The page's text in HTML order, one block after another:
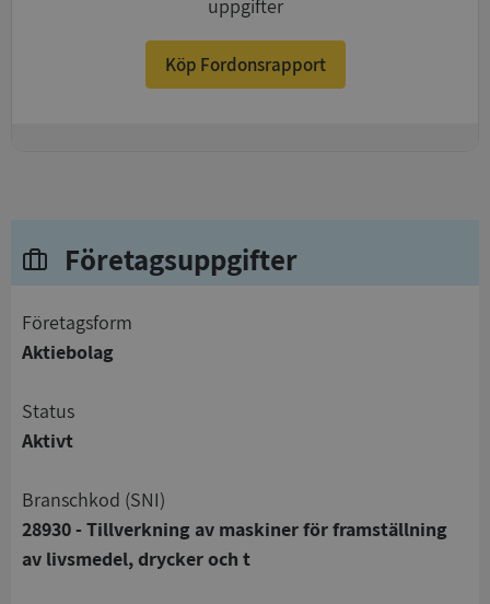
uppgifter
Köp Fordonsrapport
Företagsuppgifter
företagsform
Aktiebolag
status
Aktivt
branschkod (SNI)
28930 - Tillverkning av maskiner för framställning
av livsmedel, drycker och t